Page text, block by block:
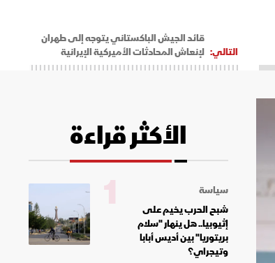
التالي:
قائد الجيش الباكستاني يتوجه إلى طهران
لإنعاش المحادثات الأميركية الإيرانية
الأكثر قراءة
سياسة
شبح الحرب يخيم على
إثيوبيا.. هل ينهار "سلام
بريتوريا" بين أديس أبابا
وتيجراي؟
1